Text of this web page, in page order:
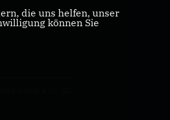
die uns helfen, unser
können Sie